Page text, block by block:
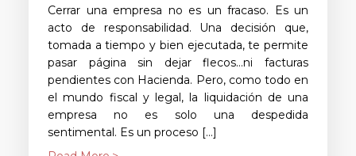
Cerrar una empresa no es un fracaso. Es un
acto de responsabilidad. Una decisión que,
tomada a tiempo y bien ejecutada, te permite
pasar página sin dejar flecos…ni facturas
pendientes con Hacienda. Pero, como todo en
el mundo fiscal y legal, la liquidación de una
empresa no es solo una despedida
sentimental. Es un proceso […]